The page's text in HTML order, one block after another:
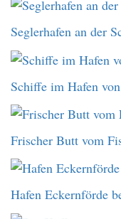
Seglerhafen an der
Schiffe im Hafen
Frischer Butt vom
Hafen Eckernförde